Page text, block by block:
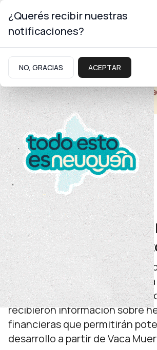
Economía
Vaca Muerta
Figueroa: La Ley de
permitir llenar los
El gobernador neuquino,
par rionegrino, participó de
que empresas de ambas
recibieron información sobre
financieras que permitirán
desarrollo a partir de Vaca
¿Querés recibir nuestras
notificaciones?
NO, GRACIAS ACEPTAR